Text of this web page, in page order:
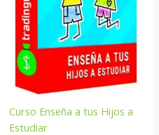
Curso Enseña a tus Hijos a
Estudiar